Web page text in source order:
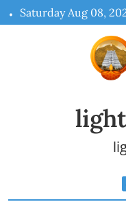
to
Saturday Aug 08,